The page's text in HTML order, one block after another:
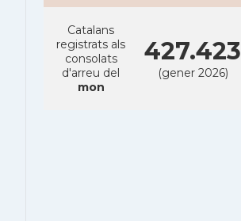
Catalans
registrats als
consolats
d'arreu del
mon
427.423
(gener 2026)